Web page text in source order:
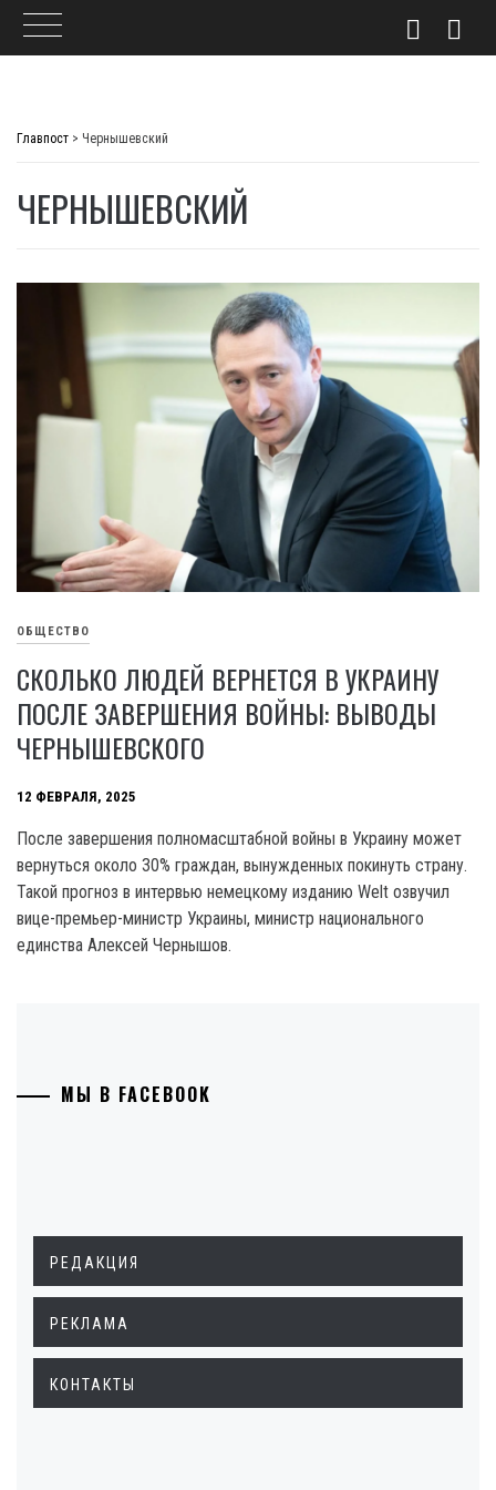
Главпост > Чернышевский
ЧЕРНЫШЕВСКИЙ
ОБЩЕСТВО
СКОЛЬКО ЛЮДЕЙ ВЕРНЕТСЯ В УКРАИНУ
ПОСЛЕ ЗАВЕРШЕНИЯ ВОЙНЫ: ВЫВОДЫ
ЧЕРНЫШЕВСКОГО
12 ФЕВРАЛЯ, 2025
После завершения полномасштабной войны в Украину может
вернуться около 30% граждан, вынужденных покинуть страну.
Такой прогноз в интервью немецкому изданию Welt озвучил
вице-премьер-министр Украины, министр национального
единства Алексей Чернышов.
МЫ В FACEBOOK
РЕДАКЦИЯ
РЕКЛАМА
КОНТАКТЫ